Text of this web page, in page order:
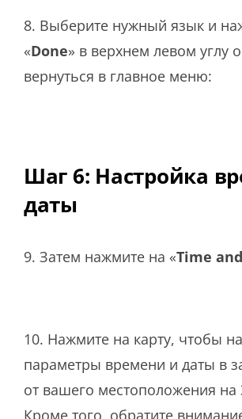
8. Выберите нужный язык и
«Done» в верхнем левом углу
вернуться в главное меню:
Шаг 6: Настройка
даты
9. Затем нажмите на «Time
10. Нажмите на карту, чтобы
параметры времени и даты в
от вашего местоположения на